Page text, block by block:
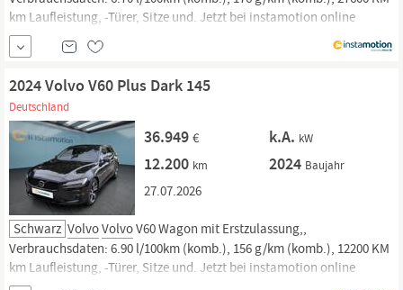
km Laufleistung, -Türer, Sitze und. Jetzt bei instamotion online
kaufen oder günstig finanzieren. Nur geprüfte Fahrzeuge mit
Garantie, 14 Tage Rückgaberecht und Lieferung vor die Haustür. Jetzt
2024 Volvo V60 Plus Dark 145
Deutschland
36.949 € k.A. kW
12.200 km 2024 Baujahr
27.07.2026
Schwarz VolvoVolvoV60 Wagon mit Erstzulassung,,
Verbrauchsdaten: 6.90 l/100km (komb.), 156 g/km (komb.), 12200 KM
km Laufleistung, -Türer, Sitze und. Jetzt bei instamotion online
kaufen oder günstig finanzieren. Nur geprüfte Fahrzeuge mit